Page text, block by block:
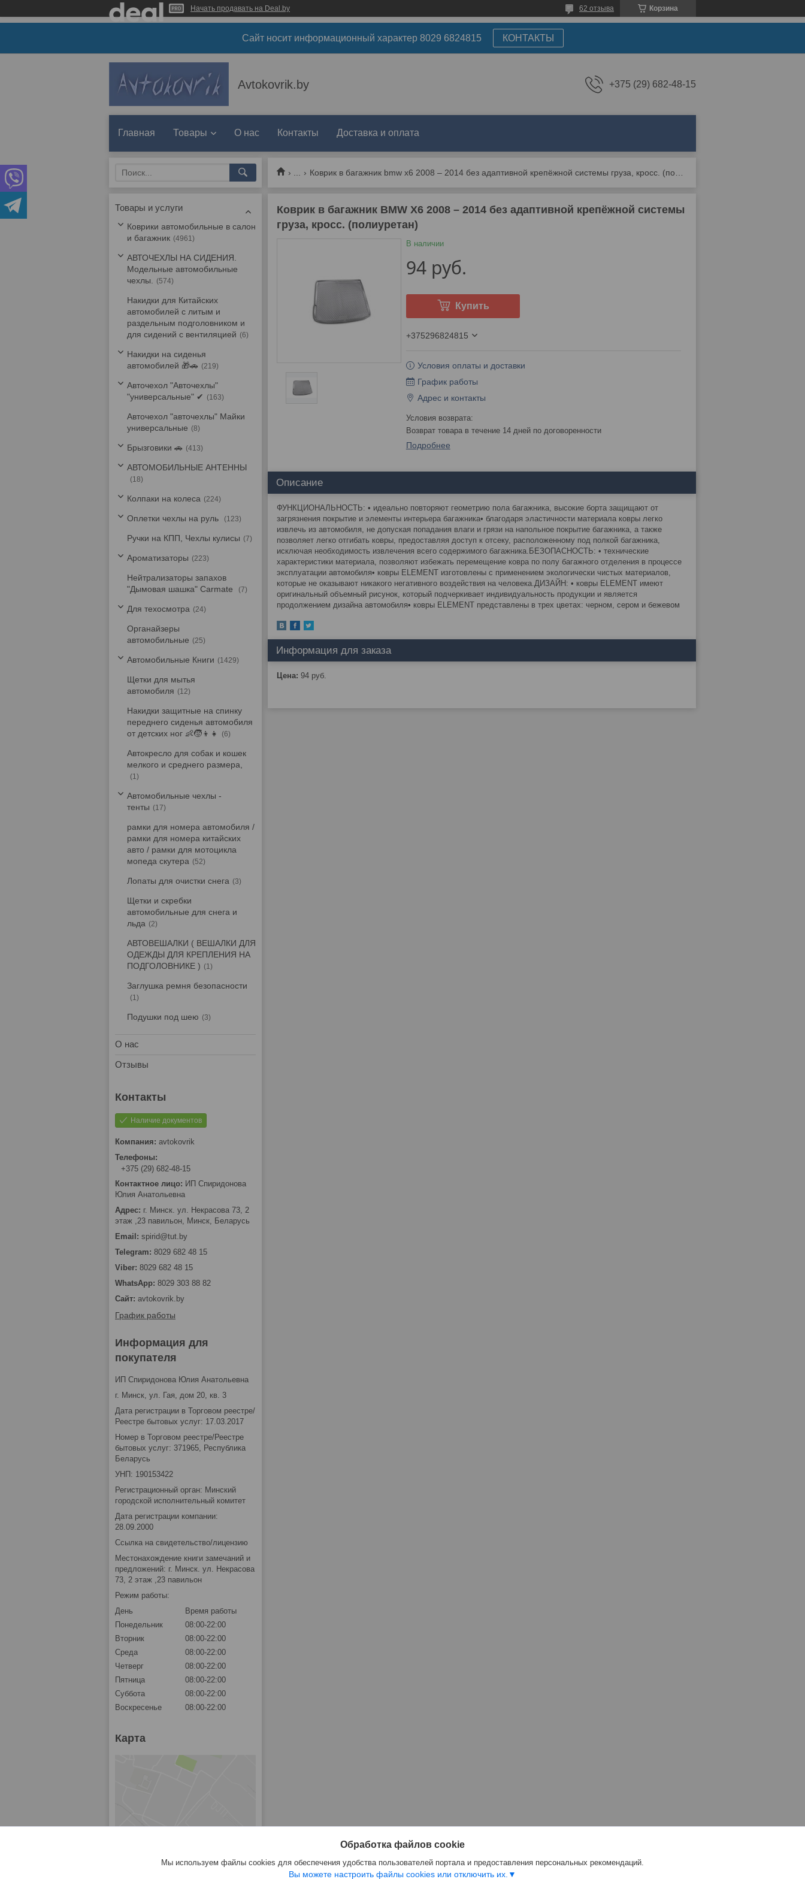
Начать продавать на Deal.by Корзина
62 отзыва
Сайт носит информационный характер 8029 6824815 КОНТАКТЫ
Avtokovrik.by +375 (29) 682-48-15
Главная Товары О нас Контакты Доставка и оплата
Коврик в багажник BMW X6 2008 – 2014 без адаптивной крепёжной системы
груза, кросс. (полиуретан)
В наличии
94 руб.
Купить
+375296824815
Условия оплаты и доставки
График работы
Адрес и контакты
возврат товара в течение 14 дней по договоренности
Подробнее
Описание
ФУНКЦИОНАЛЬНОСТЬ: • идеально повторяют геометрию пола багажника, высокие борта защищают от
загрязнения покрытие и элементы интерьера багажника• благодаря эластичности материала ковры легко
извлечь из автомобиля, не допуская попадания влаги и грязи на напольное покрытие багажника, а также
позволяет легко отгибать ковры, предоставляя доступ к отсеку, расположенному под полкой багажника,
исключая необходимость извлечения всего содержимого багажника.БЕЗОПАСНОСТЬ: • технические
характеристики материала, позволяют избежать перемещение ковра по полу багажного отделения в процессе
эксплуатации автомобиля• ковры ELEMENT изготовлены с применением экологически чистых материалов,
которые не оказывают никакого негативного воздействия на человека.ДИЗАЙН: • ковры ELEMENT имеют
оригинальный объемный рисунок, который подчеркивает индивидуальность продукции и является
продолжением дизайна автомобиля• ковры ELEMENT представлены в трех цветах: черном, сером и бежевом
Информация для заказа
Цена: 94 руб.
Товары и услуги
Коврики автомобильные в салон
и багажник
4961
АВТОЧЕХЛЫ НА СИДЕНИЯ.
Модельные автомобильные
чехлы.
574
Накидки для Китайских
автомобилей с литым и
раздельным подголовником и
для сидений с вентиляцией
6
Накидки на сиденья
автомобилей 🎁🚗
219
Авточехол "Авточехлы"
"универсальные" ✔
163
Авточехол "авточехлы" Майки
универсальные
8
Брызговики 🚗 413
АВТОМОБИЛЬНЫЕ АНТЕННЫ
18
Колпаки на колеса 224
Оплетки чехлы на руль 123
Ручки на КПП, Чехлы кулисы 7
Ароматизаторы 223
Нейтрализаторы запахов
"Дымовая шашка" Carmate
7
Для техосмотра 24
Органайзеры
автомобильные
25
Автомобильные Книги 1429
Щетки для мытья
автомобиля
12
Накидки защитные на спинку
переднего сиденья автомобиля
от детских ног 👶🧒👦👧
6
Автокресло для собак и кошек
мелкого и среднего размера,
1
Автомобильные чехлы -
тенты
17
рамки для номера автомобиля /
рамки для номера китайских
авто / рамки для мотоцикла
мопеда скутера
52
Лопаты для очистки снега 3
Щетки и скребки
автомобильные для снега и
льда
2
АВТОВЕШАЛКИ ( ВЕШАЛКИ ДЛЯ
ОДЕЖДЫ ДЛЯ КРЕПЛЕНИЯ НА
ПОДГОЛОВНИКЕ )
1
Заглушка ремня безопасности
1
Подушки под шею 3
О нас
Отзывы
Наличие документов
avtokovrik
+375 (29) 682-48-15
ИП Спиридонова
Юлия Анатольевна
г. Минск. ул. Некрасова 73, 2
этаж ,23 павильон, Минск, Беларусь
spirid@tut.by
8029 682 48 15
8029 682 48 15
8029 303 88 82
avtokovrik.by
График работы
Информация для
покупателя
ИП Спиридонова Юлия Анатольевна
г. Минск, ул. Гая, дом 20, кв. 3
Дата регистрации в Торговом реестре/
Реестре бытовых услуг: 17.03.2017
Номер в Торговом реестре/Реестре
бытовых услуг: 371965, Республика
Беларусь
УНП: 190153422
Регистрационный орган: Минский
городской исполнительный комитет
Дата регистрации компании:
28.09.2000
Ссылка на свидетельство/лицензию
Местонахождение книги замечаний и
предложений: г. Минск. ул. Некрасова
73, 2 этаж ,23 павильон
Режим работы:
День
Время работы
Понедельник
08:00-22:00
Вторник
08:00-22:00
Среда
08:00-22:00
Четверг
08:00-22:00
Пятница
08:00-22:00
Суббота
08:00-22:00
Воскресенье
08:00-22:00
Карта
Обработка файлов cookie
Мы используем файлы cookies для обеспечения удобства пользователей портала и предоставления персональных рекомендаций.
Вы можете настроить файлы cookies или отключить их.